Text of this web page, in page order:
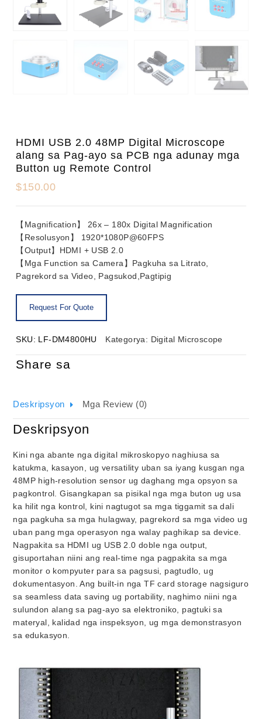
HDMI USB 2.0 48MP Digital Microscope
alang sa Pag-ayo sa PCB nga adunay mga
Button ug Remote Control
$150.00
【Magnification】 26x – 180x Digital Magnification
【Resolusyon】 1920*1080P@60FPS
【Output】HDMI + USB 2.0
【Mga Function sa Camera】Pagkuha sa Litrato,
Pagrekord sa Video, Pagsukod,Pagtipig
SKU: LF-DM4800HU Kategorya: Digital Microscope
Share sa
Deskripsyon Mga Review (0)
Deskripsyon
Kini nga abante nga digital mikroskopyo naghiusa sa
katukma, kasayon, ug versatility uban sa iyang kusgan nga
48MP high-resolution sensor ug daghang mga opsyon sa
pagkontrol. Gisangkapan sa pisikal nga mga buton ug usa
ka hilit nga kontrol, kini nagtugot sa mga tiggamit sa dali
nga pagkuha sa mga hulagway, pagrekord sa mga video ug
uban pang mga operasyon nga walay paghikap sa device.
Nagpakita sa HDMI ug USB 2.0 doble nga output,
gisuportahan niini ang real-time nga pagpakita sa mga
monitor o kompyuter para sa pagsusi, pagtudlo, ug
dokumentasyon. Ang built-in nga TF card storage nagsiguro
sa seamless data saving ug portability, naghimo niini nga
sulundon alang sa pag-ayo sa elektroniko, pagtuki sa
materyal, kalidad nga inspeksyon, ug mga demonstrasyon
sa edukasyon.